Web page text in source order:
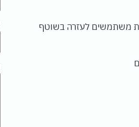
משתמשים לעזרה בשוטף